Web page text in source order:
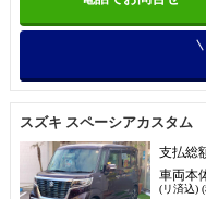
スズキ スペーシアカスタム
支払総
車両本
(リ済込)